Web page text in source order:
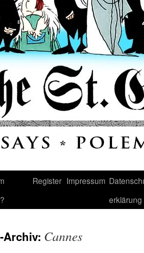
Register Impressum
erklärung
Archiv: Cannes